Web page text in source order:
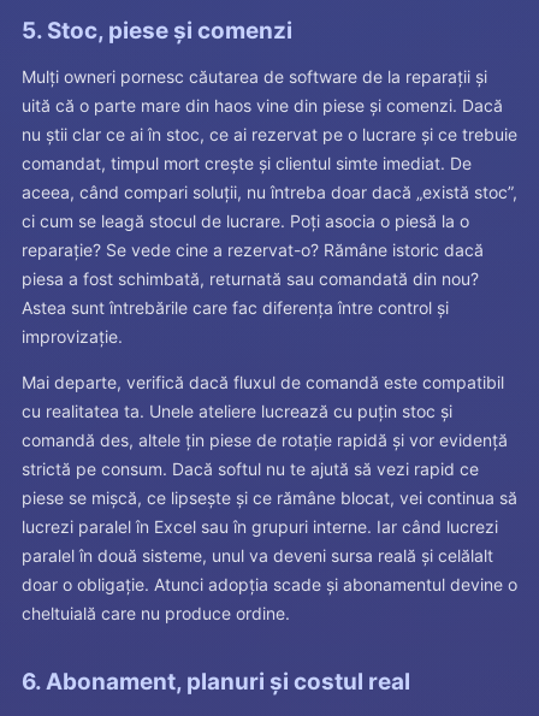
5. Stoc, piese și comenzi
Mulți owneri pornesc căutarea de software de la reparații și
uită că o parte mare din haos vine din piese și comenzi. Dacă
nu știi clar ce ai în stoc, ce ai rezervat pe o lucrare și ce trebuie
comandat, timpul mort crește și clientul simte imediat. De
aceea, când compari soluții, nu întreba doar dacă „există stoc”,
ci cum se leagă stocul de lucrare. Poți asocia o piesă la o
reparație? Se vede cine a rezervat-o? Rămâne istoric dacă
piesa a fost schimbată, returnată sau comandată din nou?
Astea sunt întrebările care fac diferența între control și
improvizație.
Mai departe, verifică dacă fluxul de comandă este compatibil
cu realitatea ta. Unele ateliere lucrează cu puțin stoc și
comandă des, altele țin piese de rotație rapidă și vor evidență
strictă pe consum. Dacă softul nu te ajută să vezi rapid ce
piese se mișcă, ce lipsește și ce rămâne blocat, vei continua să
lucrezi paralel în Excel sau în grupuri interne. Iar când lucrezi
paralel în două sisteme, unul va deveni sursa reală și celălalt
doar o obligație. Atunci adopția scade și abonamentul devine o
cheltuială care nu produce ordine.
6. Abonament, planuri și costul real